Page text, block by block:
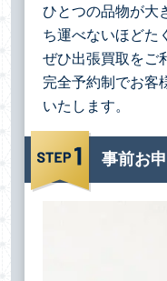
ひとつの品物が大
ち運べないほどた
ぜひ出張買取をご
完全予約制でお客
いたします。
事前お